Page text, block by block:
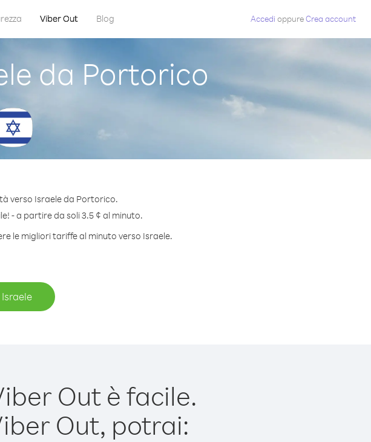
Viber Out Blog Accedi oppureCrea account
da Portorico
verso Israele da Portorico.
- a partire da soli 3.5 ¢ al minuto.
le migliori tariffe al minuto verso Israele.
Out è facile.
Out, potrai: